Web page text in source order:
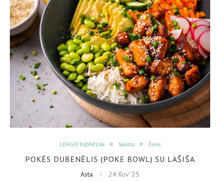
LENGVI KĄSNELIAI Salotos Žuvis
POKĖS DUBENĖLIS (POKE BOWL) SU LAŠIŠA
Asta 24 Kov ’25